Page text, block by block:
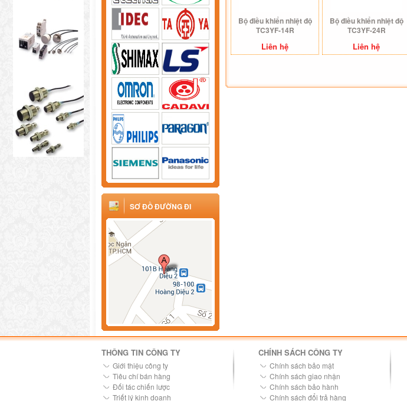
SƠ ĐỒ ĐƯỜNG ĐI
Bộ điều khiển nhiệt độ
TC3YF-14R
Liên hệ
Bộ điều khiển nhiệt độ
TC3YF-24R
Liên hệ
THÔNG TIN CÔNG TY
Giới thiệu công ty
Tiêu chí bán hàng
Đối tác chiến lược
Triết lý kinh doanh
CHÍNH SÁCH CÔNG TY
Chính sách bảo mật
Chính sách giao nhận
Chính sách bảo hành
Chính sách đổi trả hàng